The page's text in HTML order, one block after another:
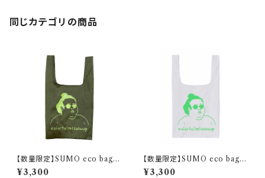
同じカテゴリの商品
【数量限定】SUMO eco bag /
olive
¥3,300
【数量限定】SUMO eco bag /
white
¥3,300